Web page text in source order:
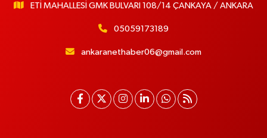
ETİ MAHALLESİ GMK BULVARI 108/14 ÇANKAYA / ANKARA
05059173189
ankaranethaber06@gmail.com